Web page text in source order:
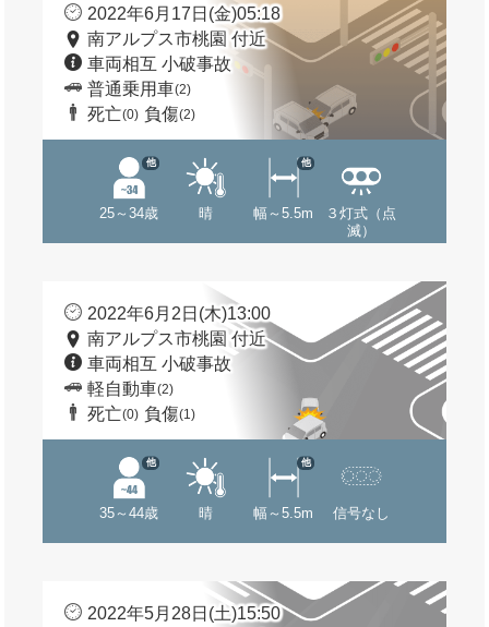
2022年6月17日(金)05:18
南アルプス市桃園 付近
車両相互 小破事故
普通乗用車(2)
死亡(0) 負傷(2)
25～34歳
他
晴 幅～5.5m
他
３灯式（点
滅）
2022年6月2日(木)13:00
南アルプス市桃園 付近
車両相互 小破事故
軽自動車(2)
死亡(0) 負傷(1)
35～44歳
他
晴 幅～5.5m
他
信号なし
2022年5月28日(土)15:50